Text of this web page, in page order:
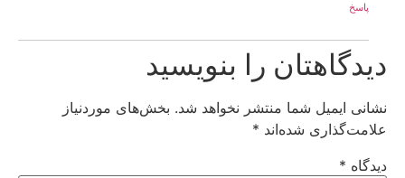
پاسخ
دیدگاهتان را بنویسید
نشانی ایمیل شما منتشر نخواهد شد. بخش‌های موردنیاز
علامت‌گذاری شده‌اند *
دیدگاه *